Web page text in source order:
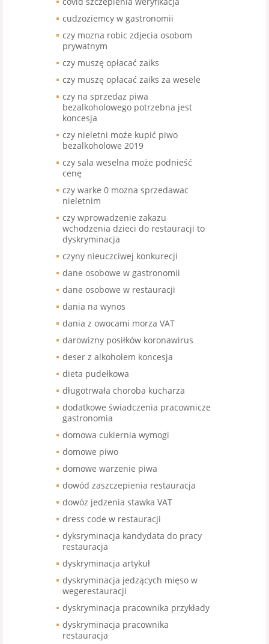
cudzoziemcy w gastronomii
czy mozna robic zdjecia osobom
prywatnym
czy muszę opłacać zaiks
czy muszę opłacać zaiks za wesele
czy na sprzedaz piwa
bezalkoholowego potrzebna jest
koncesja
czy nieletni może kupić piwo
bezalkoholowe 2019
czy sala weselna może podnieść
cenę
czy warke 0 mozna sprzedawac
nieletnim
czy wprowadzenie zakazu
wchodzenia dzieci do restauracji to
dyskryminacja
czyny nieuczciwej konkurecji
dane osobowe w gastronomii
dane osobowe w restauracji
dania na wynos
dania z owocami morza VAT
darowizny posiłków koronawirus
deser z alkoholem koncesja
dieta pudełkowa
długotrwała choroba kucharza
dodatkowe świadczenia pracownicze
gastronomia
domowa cukiernia wymogi
domowe piwo
domowe warzenie piwa
dowód zaszczepienia restauracja
dowóz jedzenia stawka VAT
dress code w restauracji
dyksryminacja kandydata do pracy
restauracja
dyskryminacja artykuł
dyskryminacja jedzących mięso w
wegerestauracji
dyskryminacja pracownika przykłady
dyskryminacja pracownika
restauracja